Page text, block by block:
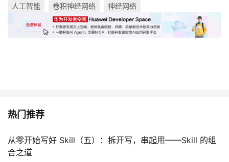
人工智能 卷积神经网络 神经网络
热门推荐
从零开始写好 Skill（五）：拆开写，串起用——Skill 的组
合之道